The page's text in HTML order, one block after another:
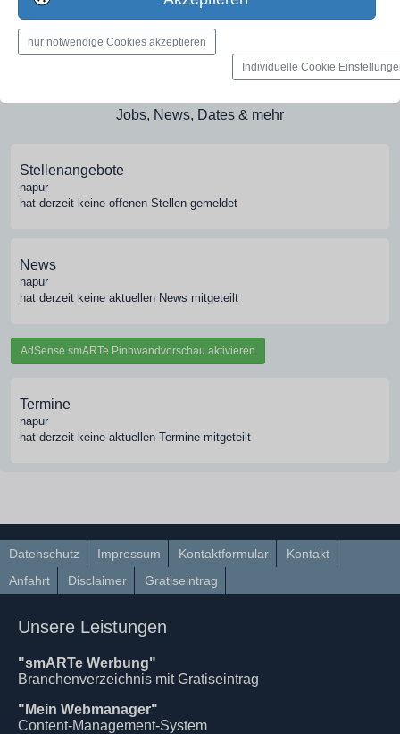
Medien-Galerie
Bilder, PDFs, Audio, Video
Jobs, News, Dates & mehr
Stellenangebote
napur
hat derzeit keine offenen Stellen gemeldet
News
napur
hat derzeit keine aktuellen News mitgeteilt
AdSense smARTe Pinnwandvorschau aktivieren
Termine
napur
hat derzeit keine aktuellen Termine mitgeteilt
Datenschutz Impressum Kontaktformular
Kontakt
Anfahrt
Disclaimer Gratiseintrag
Unsere Leistungen
"smARTe Werbung"
Branchenverzeichnis mit Gratiseintrag
"Mein Webmanager"
Content-Management-System
nur notwendige Cookies akzeptieren
Individuelle Cookie